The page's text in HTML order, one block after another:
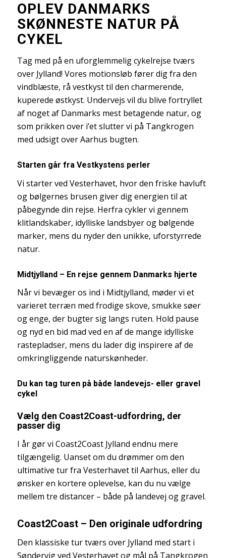
OPLEV DANMARKS
SKØNNESTE NATUR PÅ
CYKEL
Tag med på en uforglemmelig cykelrejse tværs
over Jylland! Vores motionsløb fører dig fra den
vindblæste, rå vestkyst til den charmerende,
kuperede østkyst. Undervejs vil du blive fortryllet
af noget af Danmarks mest betagende natur, og
som prikken over i’et slutter vi på Tangkrogen
med udsigt over Aarhus bugten.
Starten går fra Vestkystens perler
Vi starter ved Vesterhavet, hvor den friske havluft
og bølgernes brusen giver dig energien til at
påbegynde din rejse. Herfra cykler vi gennem
klitlandskaber, idylliske landsbyer og bølgende
marker, mens du nyder den unikke, uforstyrrede
natur.
Midtjylland – En rejse gennem Danmarks hjerte
Når vi bevæger os ind i Midtjylland, møder vi et
varieret terræn med frodige skove, smukke søer
og enge, der bugter sig langs ruten. Hold pause
og nyd en bid mad ved en af de mange idylliske
rastepladser, mens du lader dig inspirere af de
omkringliggende naturskønheder.
Du kan tag turen på både landevejs- eller gravel
cykel
Vælg den Coast2Coast-udfordring, der
passer dig
I år gør vi Coast2Coast Jylland endnu mere
tilgængelig. Uanset om du drømmer om den
ultimative tur fra Vesterhavet til Aarhus, eller du
ønsker en kortere oplevelse, kan du nu vælge
mellem tre distancer – både på landevej og gravel.
Coast2Coast – Den originale udfordring
Den klassiske tur tværs over Jylland med start i
Søndervig ved Vesterhavet og mål på Tangkrogen